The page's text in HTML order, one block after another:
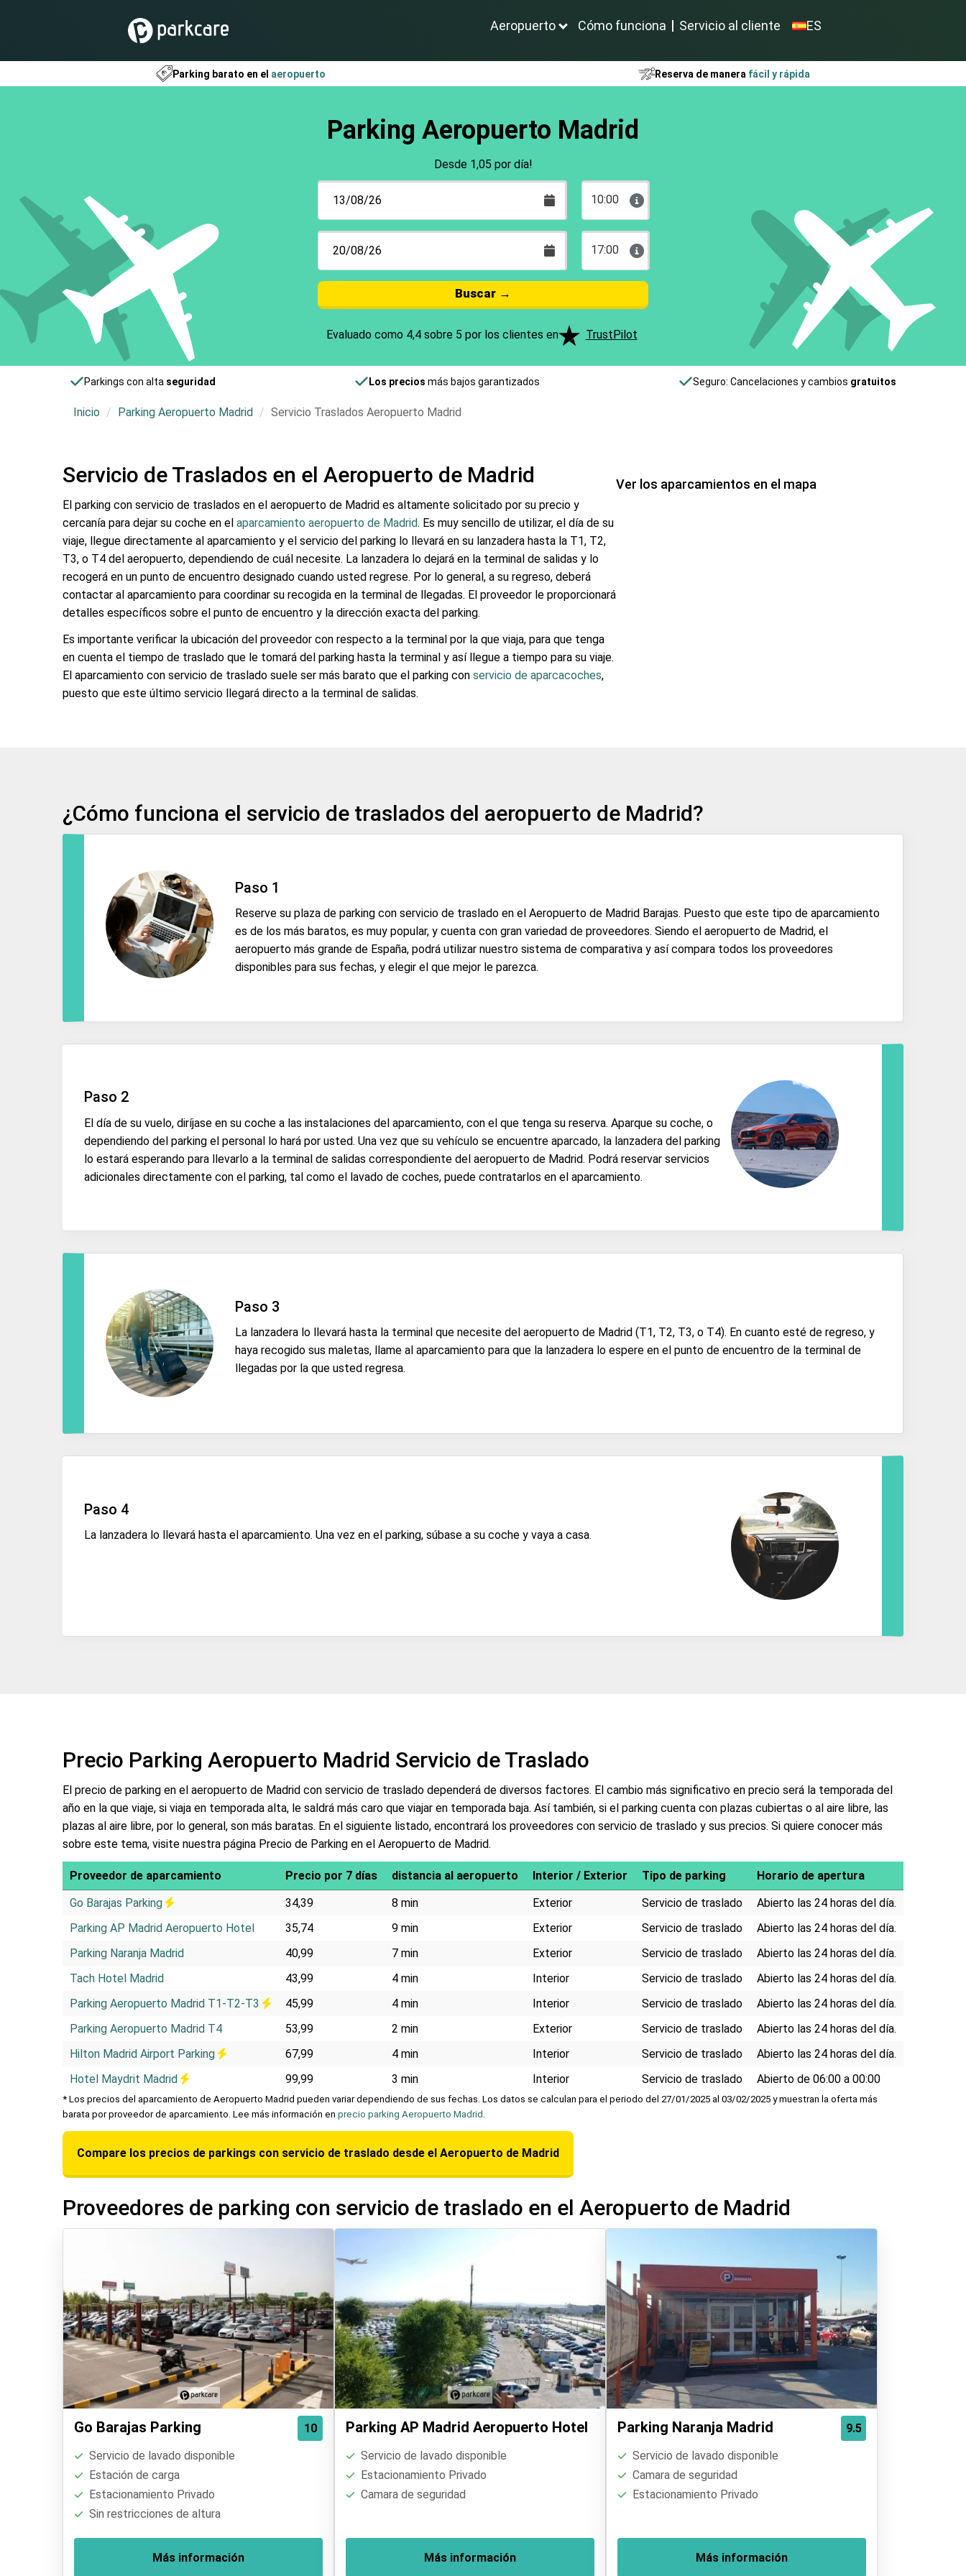
Aeropuerto Cómo funciona Servicio al cliente ES
Parking barato en el aeropuerto Reserva de manera fácil y rápida
Parking Aeropuerto Madrid
Desde 1,05 por día!
10:00
17:00
Buscar →
Evaluado como 4,4 sobre 5 por los clientes en TrustPilot
Parkings con alta seguridad Los precios más bajos garantizados Seguro: Cancelaciones y cambios gratuitos
Inicio Parking Aeropuerto Madrid Servicio Traslados Aeropuerto Madrid
Servicio de Traslados en el Aeropuerto de Madrid
El parking con servicio de traslados en el aeropuerto de Madrid es altamente solicitado por su precio y
cercanía para dejar su coche en el aparcamiento aeropuerto de Madrid. Es muy sencillo de utilizar, el día de su
viaje, llegue directamente al aparcamiento y el servicio del parking lo llevará en su lanzadera hasta la T1, T2,
T3, o T4 del aeropuerto, dependiendo de cuál necesite. La lanzadera lo dejará en la terminal de salidas y lo
recogerá en un punto de encuentro designado cuando usted regrese. Por lo general, a su regreso, deberá
contactar al aparcamiento para coordinar su recogida en la terminal de llegadas. El proveedor le proporcionará
detalles específicos sobre el punto de encuentro y la dirección exacta del parking.
Es importante verificar la ubicación del proveedor con respecto a la terminal por la que viaja, para que tenga
en cuenta el tiempo de traslado que le tomará del parking hasta la terminal y así llegue a tiempo para su viaje.
El aparcamiento con servicio de traslado suele ser más barato que el parking con servicio de aparcacoches,
puesto que este último servicio llegará directo a la terminal de salidas.
Ver los aparcamientos en el mapa
¿Cómo funciona el servicio de traslados del aeropuerto de Madrid?
Paso 1
Reserve su plaza de parking con servicio de traslado en el Aeropuerto de Madrid Barajas. Puesto que este tipo de aparcamiento
es de los más baratos, es muy popular, y cuenta con gran variedad de proveedores. Siendo el aeropuerto de Madrid, el
aeropuerto más grande de España, podrá utilizar nuestro sistema de comparativa y así compara todos los proveedores
disponibles para sus fechas, y elegir el que mejor le parezca.
Paso 2
El día de su vuelo, diríjase en su coche a las instalaciones del aparcamiento, con el que tenga su reserva. Aparque su coche, o
dependiendo del parking el personal lo hará por usted. Una vez que su vehículo se encuentre aparcado, la lanzadera del parking
lo estará esperando para llevarlo a la terminal de salidas correspondiente del aeropuerto de Madrid. Podrá reservar servicios
adicionales directamente con el parking, tal como el lavado de coches, puede contratarlos en el aparcamiento.
Paso 3
La lanzadera lo llevará hasta la terminal que necesite del aeropuerto de Madrid (T1, T2, T3, o T4). En cuanto esté de regreso, y
haya recogido sus maletas, llame al aparcamiento para que la lanzadera lo espere en el punto de encuentro de la terminal de
llegadas por la que usted regresa.
Paso 4
La lanzadera lo llevará hasta el aparcamiento. Una vez en el parking, súbase a su coche y vaya a casa.
Precio Parking Aeropuerto Madrid Servicio de Traslado
El precio de parking en el aeropuerto de Madrid con servicio de traslado dependerá de diversos factores. El cambio más significativo en precio será la temporada del
año en la que viaje, si viaja en temporada alta, le saldrá más caro que viajar en temporada baja. Así también, si el parking cuenta con plazas cubiertas o al aire libre, las
plazas al aire libre, por lo general, son más baratas. En el siguiente listado, encontrará los proveedores con servicio de traslado y sus precios. Si quiere conocer más
sobre este tema, visite nuestra página Precio de Parking en el Aeropuerto de Madrid.
Proveedor de aparcamiento Precio por 7 días distancia al aeropuerto Interior / Exterior Tipo de parking
Horario de apertura
Go Barajas Parking
34,39 8 min Exterior Servicio de traslado
Abierto las 24 horas del día.
Parking AP Madrid Aeropuerto Hotel
35,74 9 min Exterior Servicio de traslado
Abierto las 24 horas del día.
Parking Naranja Madrid
40,99 7 min Exterior Servicio de traslado
Abierto las 24 horas del día.
Tach Hotel Madrid
43,99 4 min Interior Servicio de traslado
Abierto las 24 horas del día.
Parking Aeropuerto Madrid T1-T2-T3
45,99 4 min Interior Servicio de traslado
Abierto las 24 horas del día.
Parking Aeropuerto Madrid T4
53,99 2 min Exterior Servicio de traslado
Abierto las 24 horas del día.
Hilton Madrid Airport Parking
67,99 4 min Interior Servicio de traslado
Abierto las 24 horas del día.
Hotel Maydrit Madrid
99,99 3 min Interior Servicio de traslado Abierto de 06:00 a 00:00
* Los precios del aparcamiento de Aeropuerto Madrid pueden variar dependiendo de sus fechas. Los datos se calculan para el periodo del 27/01/2025 al 03/02/2025 y muestran la oferta más
barata por proveedor de aparcamiento. Lee más información en precio parking Aeropuerto Madrid .
Compare los precios de parkings con servicio de traslado desde el Aeropuerto de Madrid
Proveedores de parking con servicio de traslado en el Aeropuerto de Madrid
10
Go Barajas Parking
Servicio de lavado disponible
Estación de carga
Estacionamiento Privado
Sin restricciones de altura
Más información
Parking AP Madrid Aeropuerto Hotel
Servicio de lavado disponible
Estacionamiento Privado
Camara de seguridad
Más información
9.5
Parking Naranja Madrid
Servicio de lavado disponible
Camara de seguridad
Estacionamiento Privado
Más información